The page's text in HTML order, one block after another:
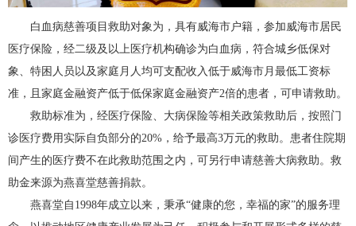
白血病慈善项目救助对象为，具有威海市户籍，参加威海市居民
医疗保险，经二级及以上医疗机构确诊为白血病，符合城乡低保对
象、特困人员以及家庭月人均可支配收入低于威海市月最低工资标
准，且家庭金融资产低于低保家庭金融资产2倍的患者，可申请救助。
救助标准为，经医疗保险、大病保险等相关政策救助后，按照门
诊医疗费用实际自负部分的20%，给予最高3万元的救助。患者住院期
间产生的医疗费不在此救助范围之内，可另行申请慈善大病救助。救
助金来源为燕喜堂慈善捐款。
燕喜堂自1998年成立以来，秉承“健康的您，幸福的家”的服务理